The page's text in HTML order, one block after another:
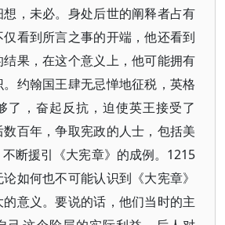
，未必。身处后世的阐释者占有
看到所言之事的开端，他还看到
果，在这个意义上，他可能拥有
约翰国王肆无忌惮地征税，英格
了，奋起反抗，迫使英王接受了
数百年，争取宪政的人士，包括美
断援引《大宪章》的成例。1215
如何也不可能认识到《大宪章》
意义。要说的话，他们当时的主